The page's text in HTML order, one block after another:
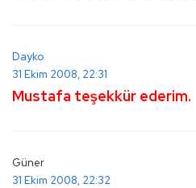
Dayko
31 Ekim 2008, 22:31
Mustafa teşekkür ederim.
Güner
31 Ekim 2008, 22:32